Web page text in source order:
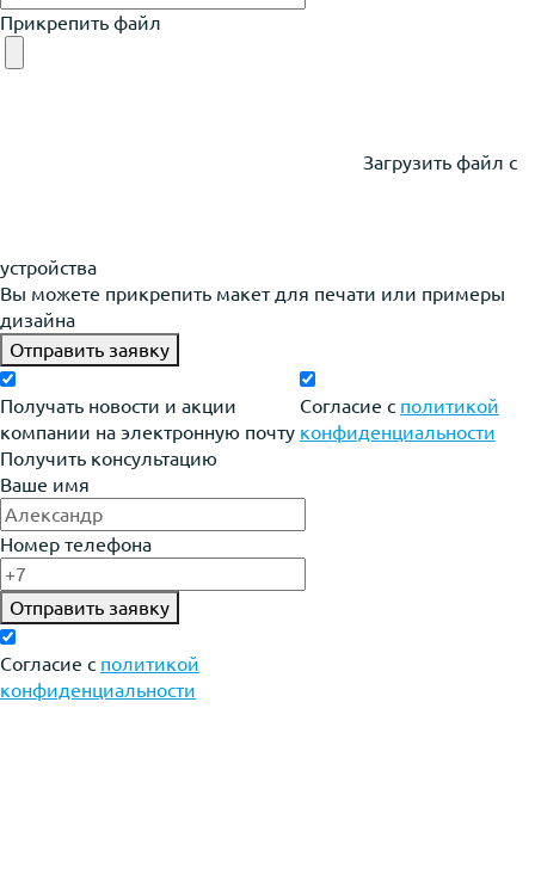
Прикрепить файл
Загрузить файл с
устройства
Вы можете прикрепить макет для печати или примеры
дизайна
Отправить заявку
Получать новости и акции
компании на электронную почту
Согласие с политикой
конфиденциальности
Получить консультацию
Ваше имя
Номер телефона
Отправить заявку
Согласие с политикой
конфиденциальности